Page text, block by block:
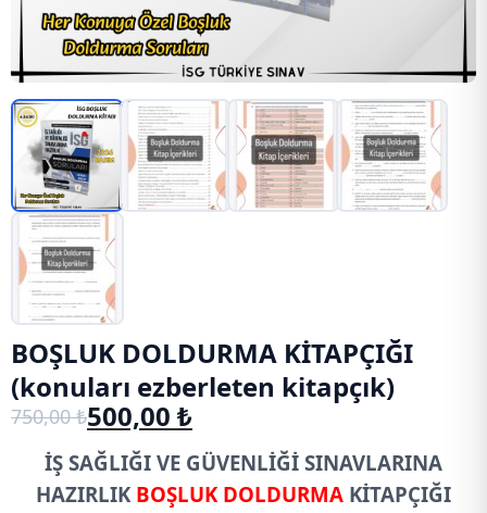
BOŞLUK DOLDURMA KİTAPÇIĞI
(konuları ezberleten kitapçık)
750,00₺
Orijinal
fiyat:
750,00 ₺.
500,00 ₺
Şu
andaki
fiyat:
500,00 ₺.
İŞ SAĞLIĞI VE GÜVENLİĞİ SINAVLARINA
HAZIRLIK BOŞLUK DOLDURMA KİTAPÇIĞI